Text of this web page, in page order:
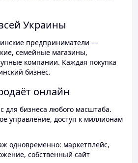
Украины
предприниматели —
семейные магазины,
компании. Каждая покупка
бизнес.
онлайн
для бизнеса любого масштаба.
управление, доступ к миллионам
одновременно: маркетплейс,
собственный сайт